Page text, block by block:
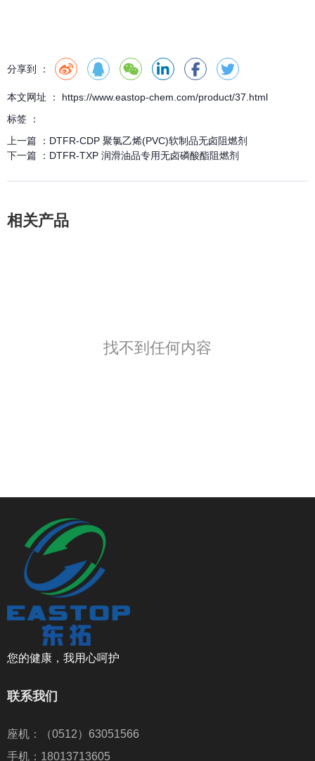
分享到 ：
本文网址 ： https://www.eastop-chem.com/product/37.html
标签 ：
上一篇 ： DTFR-CDP 聚氯乙烯(PVC)软制品无卤阻燃剂
下一篇 ： DTFR-TXP 润滑油品专用无卤磷酸酯阻燃剂
相关产品
找不到任何内容
您的健康，我用心呵护
联系我们
座机：（0512）63051566
手机：18013713605